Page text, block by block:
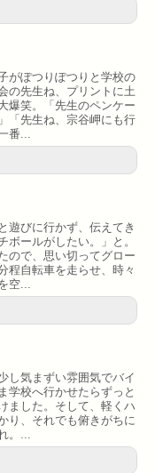
がぽつりぽつりと学校の
の先生ね、プリントに土
爆笑。「先生のペンケー
「先生ね、宗谷岬にも行
番...
遊びに行かず、伝えてき
ボールがしたい。」と。
ので、思い切ってグロー
程自転車を走らせ、時々
空...
し気まずい雰囲気でバイ
学校へ行かせたらずっと
ました。そして、軽くハ
り、それでも俯きがちに
。...